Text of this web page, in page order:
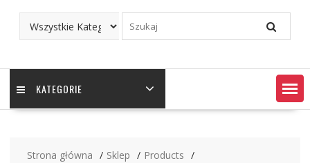
KATEGORIE
Strona główna Sklep
Products